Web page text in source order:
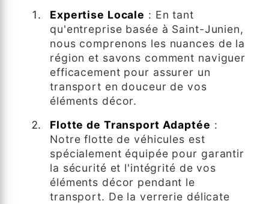
Expertise Locale : En tant
qu'entreprise basée à Saint-Junien,
nous comprenons les nuances de la
région et savons comment naviguer
efficacement pour assurer un
transport en douceur de vos
éléments décor.
Flotte de Transport Adaptée :
Notre flotte de véhicules est
spécialement équipée pour garantir
la sécurité et l'intégrité de vos
éléments décor pendant le
transport. De la verrerie délicate